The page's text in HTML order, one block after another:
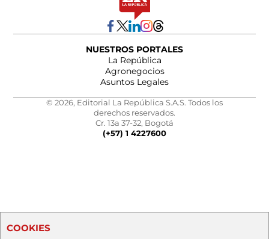
NUESTROS PORTALES
La República
Agronegocios
Asuntos Legales
© 2026, Editorial La República S.A.S. Todos los
derechos reservados.
Cr. 13a 37-32, Bogotá
(+57) 1 4227600
COOKIES